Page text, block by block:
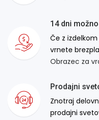
14 dni
Če z
vrnete
Obrazec za
Prodajni
Znotraj
prodajni